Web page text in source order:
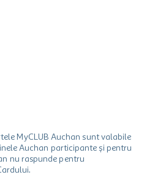
MyCLUB Auchan sunt valabile
Auchan participante și pentru
nu raspunde pentru